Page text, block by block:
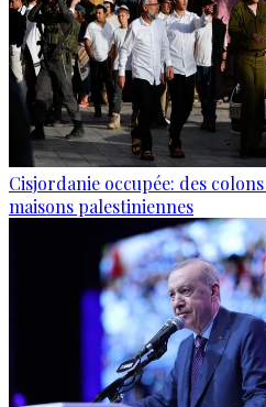
Cisjordanie occupée: des
maisons palestiniennes